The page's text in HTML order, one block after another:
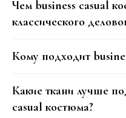
Чем business casual
классического
Кому подходит
Какие ткани лучше
casual костюма?